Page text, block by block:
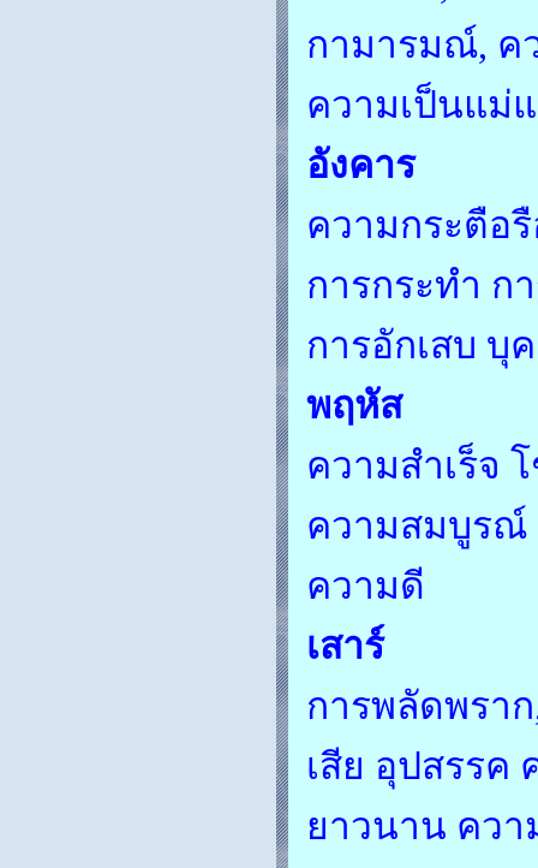
กามารมณ์, ค
ความเป็นแม่
อังคาร
ความกระตือ
การกระทำ
การอักเสบ บุ
พฤหัส
ความสำเร็จ
ความสมบูรณ์
ความดี
เสาร์
การพลัดพรา
เสีย อุปสรรค
ยาวนาน คว